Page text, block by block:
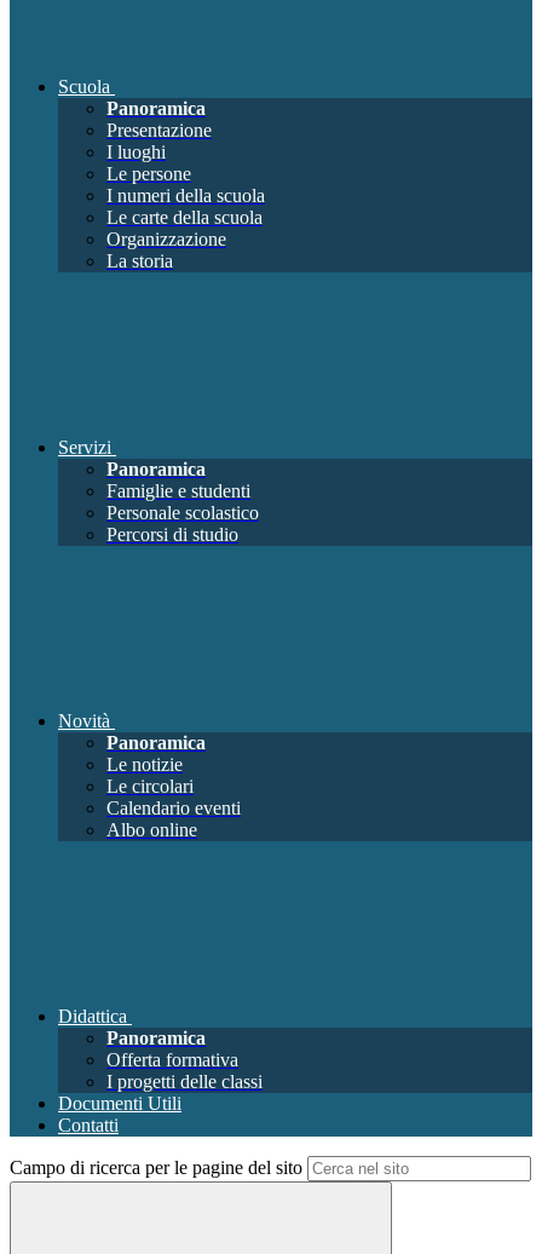
Scuola
Panoramica
Presentazione
I luoghi
Le persone
I numeri della scuola
Le carte della scuola
Organizzazione
La storia
Servizi
Panoramica
Famiglie e studenti
Personale scolastico
Percorsi di studio
Novità
Panoramica
Le notizie
Le circolari
Calendario eventi
Albo online
Didattica
Panoramica
Offerta formativa
I progetti delle classi
Documenti Utili
Contatti
Campo di ricerca per le pagine del sito